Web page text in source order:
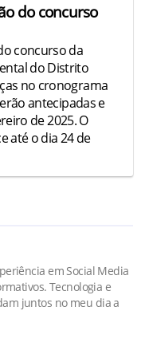
do concurso
concurso da
do Distrito
no cronograma
antecipadas e
de 2025. O
até o dia 24 de
em Social Media
Tecnologia e
juntos no meu dia a